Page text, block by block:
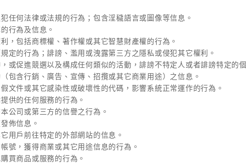
任何法律或法規的行為；包含淫穢語言或圖像等信息。
行為及信息。
，包括商標權、著作權或其它智慧財產權的行為。
定的行為；誹謗、濫用或洩露第三方之隱私或侵犯其它權利。
或促進競選以及構成任何類似的活動，誹謗不特定人或者誹謗特定的個
包含行銷、廣告、宣傳、招攬或其它商業用途）之信息。
文件或其它感染性或破壞性的代碼，影響系統正常運作的行為。
供的任何服務的行為。
公司或第三方的信譽之行為。
佈信息。
用戶前往特定的外部網站的信息。
號，獲得商業或其它用途信息的行為。
買商品或服務的行為。